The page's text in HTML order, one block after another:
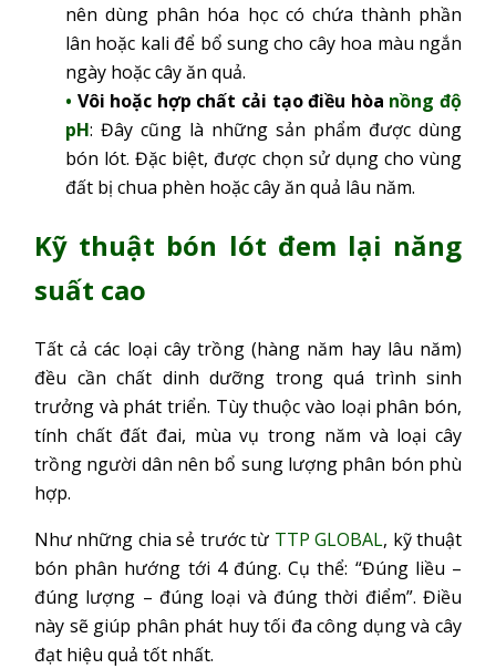
nên dùng phân hóa học có chứa thành phần
lân hoặc kali để bổ sung cho cây hoa màu ngắn
ngày hoặc cây ăn quả.
Vôi hoặc hợp chất cải tạo điều hòa nồng độ
pH: Đây cũng là những sản phẩm được dùng
bón lót. Đặc biệt, được chọn sử dụng cho vùng
đất bị chua phèn hoặc cây ăn quả lâu năm.
Kỹ thuật bón lót đem lại năng
suất cao
Tất cả các loại cây trồng (hàng năm hay lâu năm)
đều cần chất dinh dưỡng trong quá trình sinh
trưởng và phát triển. Tùy thuộc vào loại phân bón,
tính chất đất đai, mùa vụ trong năm và loại cây
trồng người dân nên bổ sung lượng phân bón phù
hợp.
Như những chia sẻ trước từ TTP GLOBAL, kỹ thuật
bón phân hướng tới 4 đúng. Cụ thể: “Đúng liều –
đúng lượng – đúng loại và đúng thời điểm”. Điều
này sẽ giúp phân phát huy tối đa công dụng và cây
đạt hiệu quả tốt nhất.